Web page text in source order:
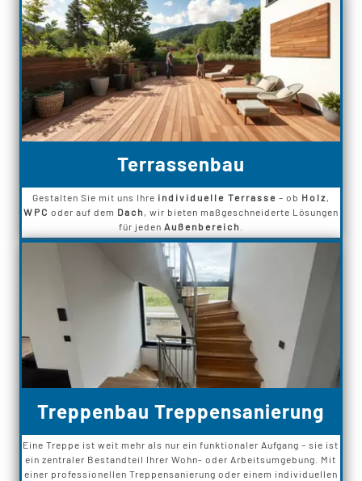
Terrassenbau
Gestalten Sie mit uns Ihre individuelle Terrasse – ob Holz,
WPC oder auf dem Dach , wir bieten maßgeschneiderte Lösungen
für jeden Außenbereich
Treppenbau Treppensanierung
Eine Treppe ist weit mehr als nur ein funktionaler Aufgang – sie ist
ein zentraler Bestandteil Ihrer Wohn- oder Arbeitsumgebung. Mit
einer professionellen Treppensanierung oder einem individuellen